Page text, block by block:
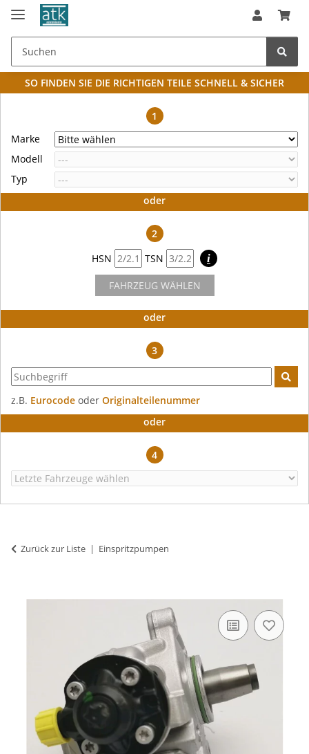
SO FINDEN SIE DIE RICHTIGEN TEILE SCHNELL & SICHER
1
Marke
Modell
Typ
oder
2
HSN
TSN i
FAHRZEUG WÄHLEN
oder
3
z.B. Eurocode oder Originalteilenummer
oder
4
Zurück zur Liste Einspritzpumpen